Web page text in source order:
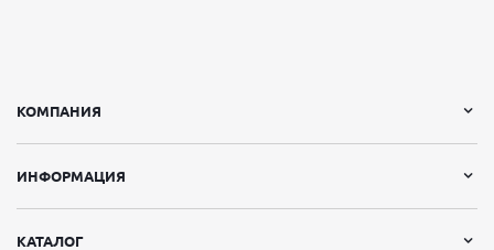
КОМПАНИЯ
ИНФОРМАЦИЯ
КАТАЛОГ